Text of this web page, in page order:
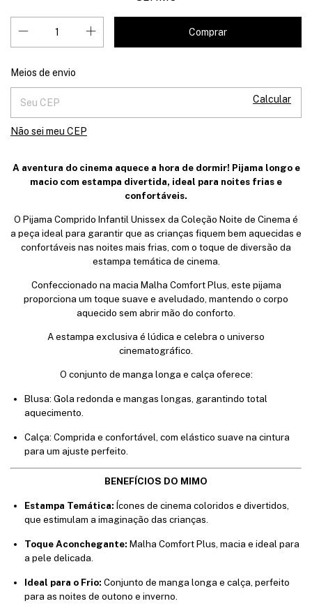
Entregas para o CEP:
Meios de envio
Calcular
Não sei meu CEP
A aventura do cinema aquece a hora de dormir! Pijama longo e
macio com estampa divertida, ideal para noites frias e
confortáveis.
O Pijama Comprido Infantil Unissex da Coleção Noite de Cinema é
a peça ideal para garantir que as crianças fiquem bem aquecidas e
confortáveis nas noites mais frias, com o toque de diversão da
estampa temática de cinema.
Confeccionado na macia Malha Comfort Plus, este pijama
proporciona um toque suave e aveludado, mantendo o corpo
aquecido sem abrir mão do conforto.
A estampa exclusiva é lúdica e celebra o universo
cinematográfico.
O conjunto de manga longa e calça oferece:
Blusa: Gola redonda e mangas longas, garantindo total
aquecimento.
Calça: Comprida e confortável, com elástico suave na cintura
para um ajuste perfeito.
BENEFÍCIOS DO MIMO
Estampa Temática: Ícones de cinema coloridos e divertidos,
que estimulam a imaginação das crianças.
Toque Aconchegante: Malha Comfort Plus, macia e ideal para
a pele delicada.
Ideal para o Frio: Conjunto de manga longa e calça, perfeito
para as noites de outono e inverno.